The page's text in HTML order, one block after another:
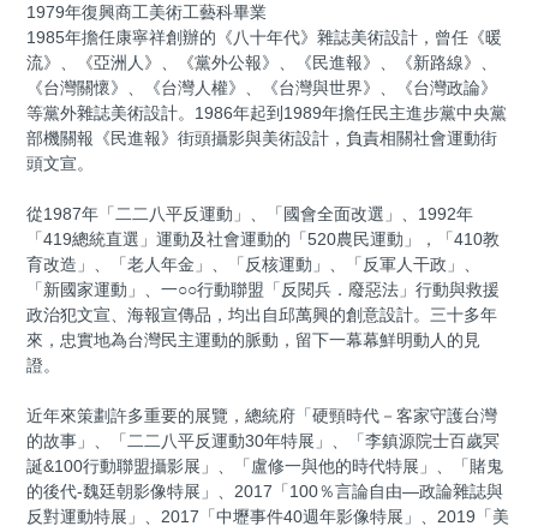
1979年復興商工美術工藝科畢業
1985年擔任康寧祥創辦的《八十年代》雜誌美術設計，曾任《暖
流》、《亞洲人》、《黨外公報》、《民進報》、《新路線》、
《台灣關懷》、《台灣人權》、《台灣與世界》、《台灣政論》
等黨外雜誌美術設計。1986年起到1989年擔任民主進步黨中央黨
部機關報《民進報》街頭攝影與美術設計，負責相關社會運動街
頭文宣。
從1987年「二二八平反運動」、「國會全面改選」、1992年
「419總統直選」運動及社會運動的「520農民運動」，「410教
育改造」、「老人年金」、「反核運動」、「反軍人干政」、
「新國家運動」、一○○行動聯盟「反閱兵．廢惡法」行動與救援
政治犯文宣、海報宣傳品，均出自邱萬興的創意設計。三十多年
來，忠實地為台灣民主運動的脈動，留下一幕幕鮮明動人的見
證。
近年來策劃許多重要的展覽，總統府「硬頸時代－客家守護台灣
的故事」、「二二八平反運動30年特展」、「李鎮源院士百歲冥
誕&100行動聯盟攝影展」、「盧修一與他的時代特展」、「賭鬼
的後代-魏廷朝影像特展」、2017「100％言論自由—政論雜誌與
反對運動特展」、2017「中壢事件40週年影像特展」、2019「美